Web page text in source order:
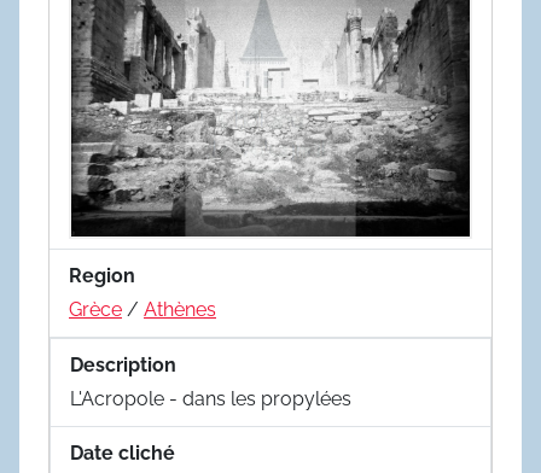
Region
Grèce / Athènes
Description
L'Acropole - dans les propylées
Date cliché